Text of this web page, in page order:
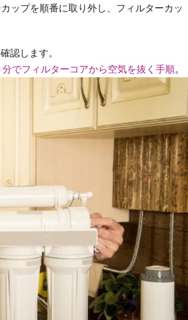
ップを順番に取り外し、フィルターカッ
認します。
分でフィルターコアから空気を抜く手順。